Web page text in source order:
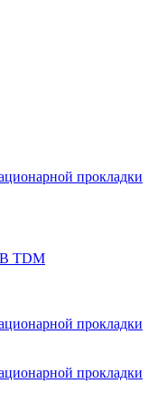
прокладки
TDM
прокладки
прокладки